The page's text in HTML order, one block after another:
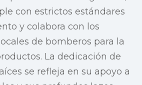
con estrictos estándares
y colabora con los
de bomberos para la
La dedicación de
se refleja en su apoyo a